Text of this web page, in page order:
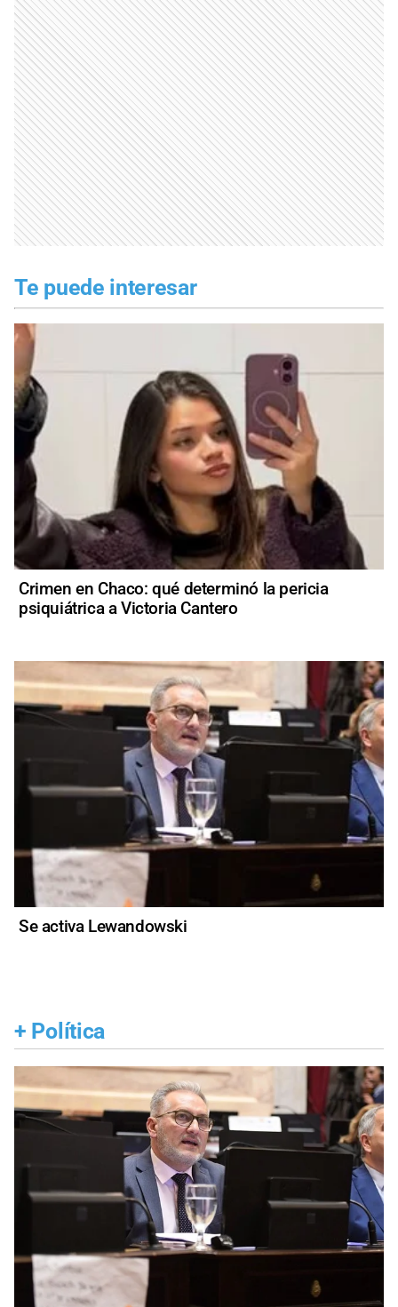
Te puede interesar
Crimen en Chaco: qué determinó la pericia
psiquiátrica a Victoria Cantero
Se activa Lewandowski
+ Política